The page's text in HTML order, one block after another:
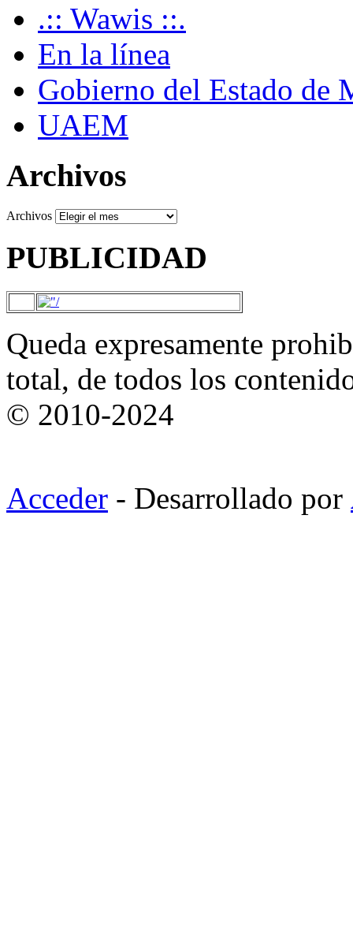
.:: Wawis ::.
En la línea
Gobierno del Estado de
UAEM
Archivos
Archivos
PUBLICIDAD
Queda expresamente
total, de todos los
© 2010-2024
Acceder - Desarrollado por